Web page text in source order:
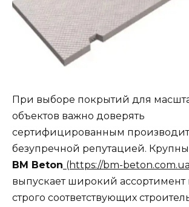
При выборе покрытий для
объектов важно доверять
сертифицированным
безупречной репутацией.
BM Beton (https://bm-
выпускает широкий
строго соответствующих